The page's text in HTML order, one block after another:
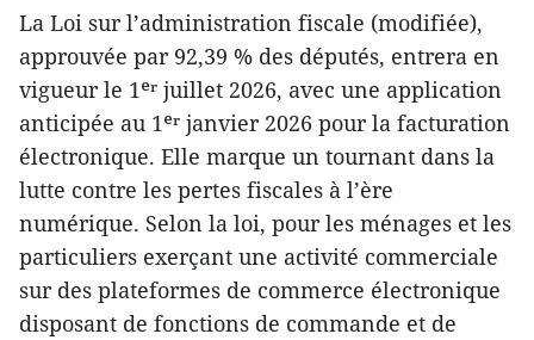
La Loi sur l’administration fiscale (modifiée),
approuvée par 92,39 % des députés, entrera en
vigueur le 1ᵉʳ juillet 2026, avec une application
anticipée au 1ᵉʳ janvier 2026 pour la facturation
électronique. Elle marque un tournant dans la
lutte contre les pertes fiscales à l’ère
numérique. Selon la loi, pour les ménages et les
particuliers exerçant une activité commerciale
sur des plateformes de commerce électronique
disposant de fonctions de commande et de